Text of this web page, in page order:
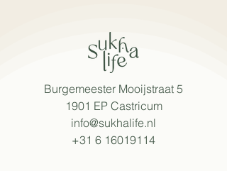
Burgemeester Mooijstraat 5
1901 EP Castricum​
info@sukhalife.nl
+31 6 16019114